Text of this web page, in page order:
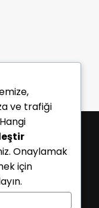
ve trafiği
Onaylamak
için